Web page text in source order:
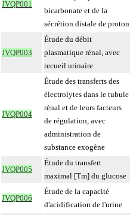
JVQP001
bicarbonate et de la
sécrétion distale de proton
JVQP003
Étude du débit
plasmatique rénal, avec
recueil urinaire
JVQP004
Étude des transferts des
électrolytes dans le tubule
rénal et de leurs facteurs
de régulation, avec
administration de
substance exogène
JVQP005
Étude du transfert
maximal [Tm] du glucose
JVQP006
Étude de la capacité
d'acidification de l'urine